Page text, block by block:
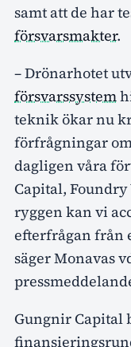
samt att de har
försvarsmakter.
– Drönarhotet
försvarssystem
teknik ökar nu
förfrågningar
dagligen våra
Capital,
ryggen kan vi
efterfrågan från
säger Monavas
Gungnir Capital